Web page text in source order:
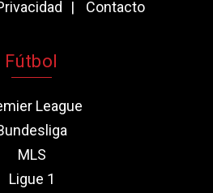
Contacto
Fútbol
League
MLS
Ligue 1